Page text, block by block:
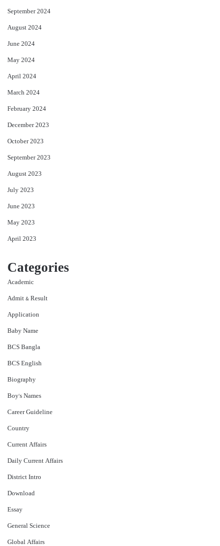
September 2024
August 2024
June 2024
May 2024
April 2024
March 2024
February 2024
December 2023
October 2023
September 2023
August 2023
July 2023
June 2023
May 2023
April 2023
Categories
Academic
Admit & Result
Application
Baby Name
BCS Bangla
BCS English
Biography
Boy's Names
Career Guideline
Country
Current Affairs
Daily Current Affairs
District Intro
Download
Essay
General Science
Global Affairs